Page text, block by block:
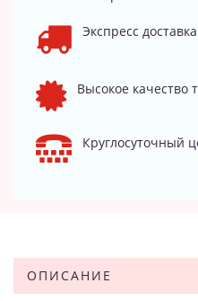
Экспресс
Высокое качество
Круглосуточный
ОПИСАНИЕ